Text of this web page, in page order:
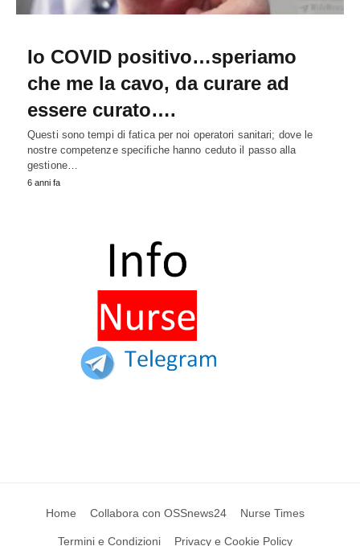
Io COVID positivo…speriamo
che me la cavo, da curare ad
essere curato….
Questi sono tempi di fatica per noi operatori sanitari; dove le
nostre competenze specifiche hanno ceduto il passo alla
gestione…
6 anni fa
Home Collabora con OSSnews24 Nurse Times
Termini e Condizioni Privacy e Cookie Policy